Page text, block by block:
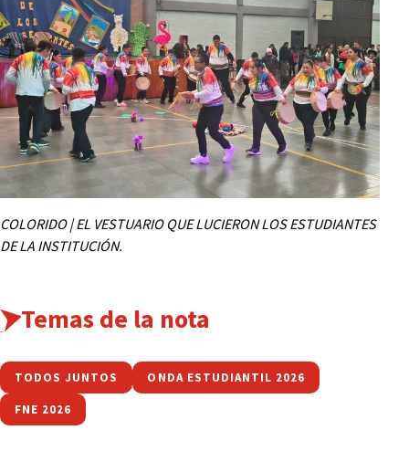
COLORIDO | EL VESTUARIO QUE LUCIERON LOS ESTUDIANTES
DE LA INSTITUCIÓN.
Temas de la nota
TODOS JUNTOS ONDA ESTUDIANTIL 2026
FNE 2026